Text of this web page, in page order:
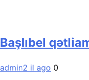
Başlıbel
admin2 il ago 0